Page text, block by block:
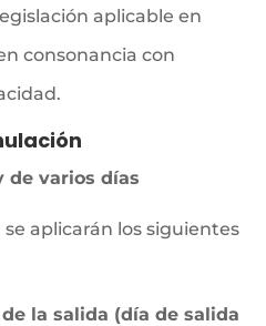
aplicable en
consonancia con
de varios días
aplicarán los siguientes
de la salida (día de salida